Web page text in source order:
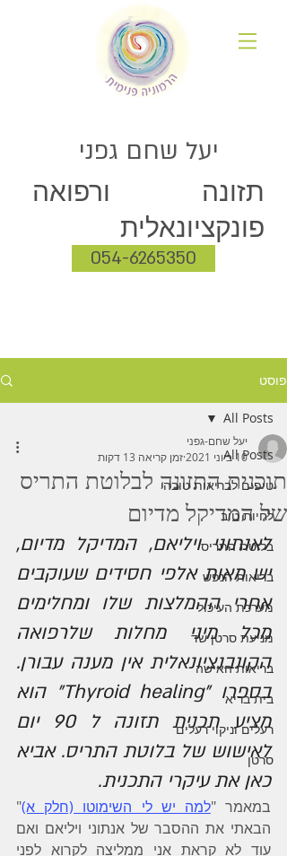
יעל שחם גפני
תזונה ורפואה
פונקציונאלית
054-6265350
פוסט
All Posts
טיפים לבריאות טובה
לחיות טוב
בלוטת התריס
בריאות הנפש
מערכת העיכול
מניעת סרטן שד
בריאות האישה
בית בריא
רעלים וניקוי רעלים
סרטן
All Posts
תוכנית התזונה לבלוטת התריס
של המדיקל מדיום
יעל שחם-גפני
10 ביוני 2021
זמן קריאה 13 דקות
כאן את עיקרי התכנית.
במאמר "למה יש לי השימוטו (חלק א)